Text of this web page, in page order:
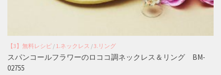
【3】無料レシピ / 1.ネックレス /3.リング
スパンコールフラワーのロココ調ネックレス＆リング BM-
02755